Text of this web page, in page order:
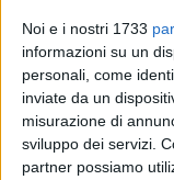
Noi e i nostri 1733
informazioni su un
personali, come
inviate da un
misurazione di
sviluppo dei servizi.
partner possiamo
61